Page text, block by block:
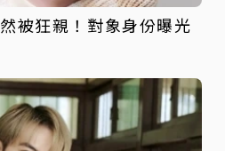
被狂親！對象身份曝光